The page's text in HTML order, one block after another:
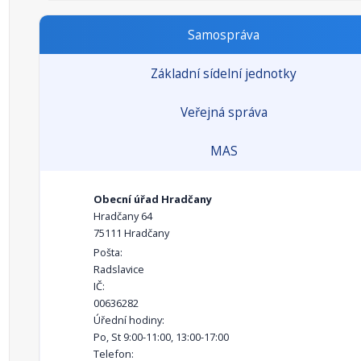
Samospráva
Základní sídelní jednotky
Veřejná správa
MAS
Obecní úřad Hradčany
Hradčany 64
75111 Hradčany
Pošta:
Radslavice
IČ:
00636282
Úřední hodiny:
Po, St 9:00-11:00, 13:00-17:00
Telefon: